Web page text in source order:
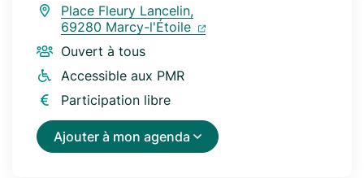
Place Fleury Lancelin,
69280 Marcy-l'Étoile (ouverture dans un nouvel
(ouverture dans un
Ouvert à tous
Accessible aux PMR
Participation libre
Ajouter à mon agenda